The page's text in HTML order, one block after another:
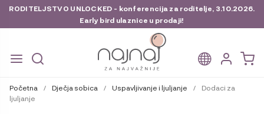
RODITELJSTVO UNLOCKED - konferencija za roditelje, 3.10.2026.
Early bird ulaznice u prodaji!
na
navigaciju
do
sadržaja
Početna / Dječja sobica / Uspavljivanje i ljuljanje /
Dodaci za
ljuljanje